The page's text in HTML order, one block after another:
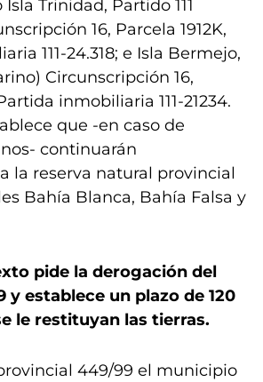
Trinidad, Partido 111
16, Parcela 1912K,
111-24.318; e Isla Bermejo,
Circunscripción 16,
inmobiliaria 111-21234.
que -en caso de
continuarán
la reserva natural provincial
Bahía Blanca, Bahía Falsa y
pide la derogación del
y establece un plazo de 120
le restituyan las tierras.
449/99 el municipio